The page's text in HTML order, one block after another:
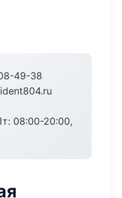
49-38
08:00-20:00,